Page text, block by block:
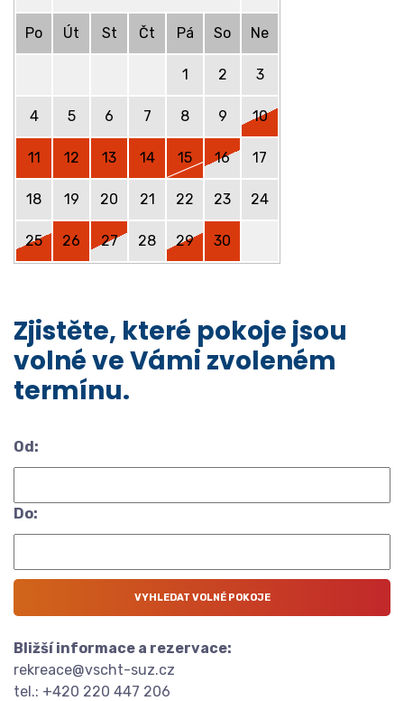
Po Út St Čt Pá So Ne
1 2 3
4 5 6 7 8 9 10
11 12 13 14 15 16 17
18 19 20 21 22 23 24
25 26 27 28 29 30
Zjistěte, které pokoje jsou
volné ve Vámi zvoleném
termínu.
Od:
Do:
Bližší informace a rezervace:
rekreace@vscht-suz.cz
tel.: +420 220 447 206